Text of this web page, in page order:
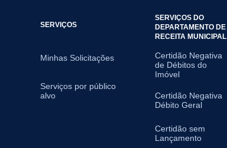
SERVIÇOS
Minhas Solicitações
Serviços por público
alvo
SERVIÇOS DO
DEPARTAMENTO DE
RECEITA MUNICIPAL
Certidão Negativa
de Débitos do
Imóvel
Certidão Negativa
Débito Geral
Certidão sem
Lançamento